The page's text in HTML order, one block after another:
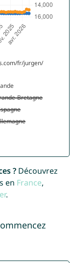
?Découvrez
en France,
.